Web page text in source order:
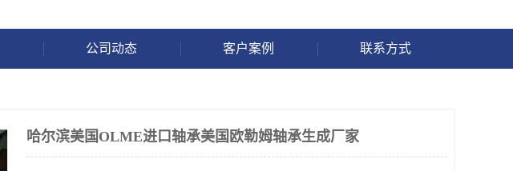
公司动态 客户案例 联系方式
哈尔滨美国OLME进口轴承美国欧勒姆轴承生成厂家